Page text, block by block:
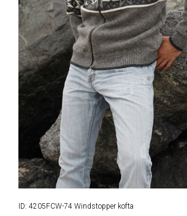
ID: 4205FCW-74 Windstopper kofta